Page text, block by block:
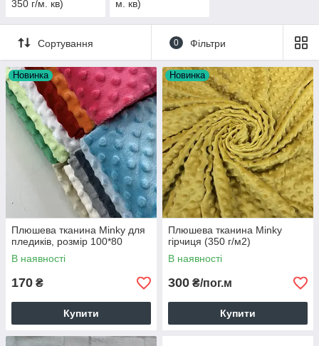
350 г/м. кв)
м. кв)
Сортування 0 Фільтри
Новинка
Плюшева тканина Minky для
пледиків, розмір 100*80
В наявності
170 ₴
Купити
Новинка
Плюшева тканина Minky
гірчиця (350 г/м2)
В наявності
300 ₴/пог.м
Купити